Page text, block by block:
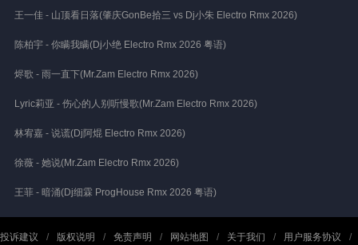
王一佳 - 山顶看日落(肇庆GonBe拾三 vs Dj小朱 Electro Rmx 2026)
陈柏宇 - 你瞒我瞒(Dj小绝 Electro Rmx 2026 粤语)
烬歌 - 雨一直下(Mr.Zam Electro Rmx 2026)
Lyric莉亚 - 伤心的人别听慢歌(Mr.Zam Electro Rmx 2026)
林宥嘉 - 说谎(Dj阿焜 Electro Rmx 2026)
徐薇 - 她说(Mr.Zam Electro Rmx 2026)
王菲 - 暗涌(Dj细霖 ProgHouse Rmx 2026 粤语)
投诉建议 / 版权说明 / 免责声明 / 网站地图 / 关于我们 / 用户服务协议 /